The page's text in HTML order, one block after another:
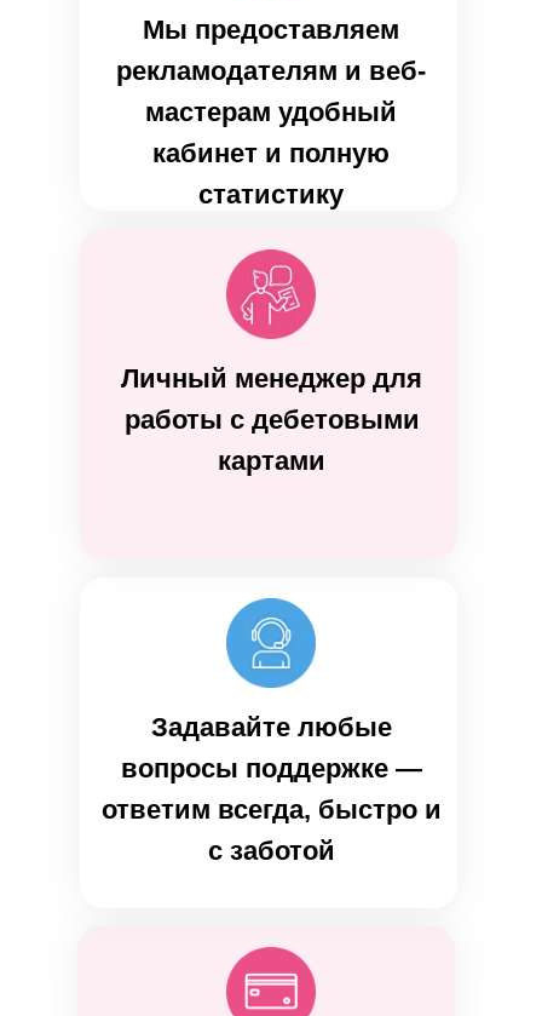
Мы предоставляем
рекламодателям и веб-
мастерам удобный
кабинет и полную
статистику
Задавайте любые
вопросы поддержке —
ответим всегда, быстро и
с заботой
Личный менеджер для
работы с дебетовыми
картами